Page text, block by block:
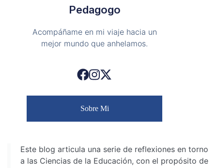
Pedagogo
Acompáñame en mi viaje hacia un
mejor mundo que anhelamos.
Sobre Mi
Este blog articula una serie de reflexiones en torno
a las Ciencias de la Educación, con el propósito de